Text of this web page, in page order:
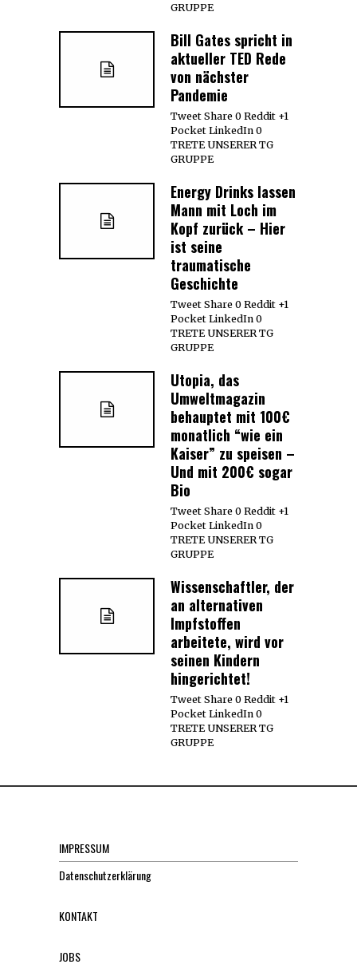
GRUPPE
Bill Gates spricht in
aktueller TED Rede
von nächster
Pandemie
Tweet Share 0 Reddit +1
Pocket LinkedIn 0
TRETE UNSERER TG
GRUPPE
Energy Drinks lassen
Mann mit Loch im
Kopf zurück – Hier
ist seine
traumatische
Geschichte
Tweet Share 0 Reddit +1
Pocket LinkedIn 0
TRETE UNSERER TG
GRUPPE
Utopia, das
Umweltmagazin
behauptet mit 100€
monatlich “wie ein
Kaiser” zu speisen –
Und mit 200€ sogar
Bio
Tweet Share 0 Reddit +1
Pocket LinkedIn 0
TRETE UNSERER TG
GRUPPE
Wissenschaftler, der
an alternativen
Impfstoffen
arbeitete, wird vor
seinen Kindern
hingerichtet!
Tweet Share 0 Reddit +1
Pocket LinkedIn 0
TRETE UNSERER TG
GRUPPE
IMPRESSUM
Datenschutzerklärung
KONTAKT
JOBS